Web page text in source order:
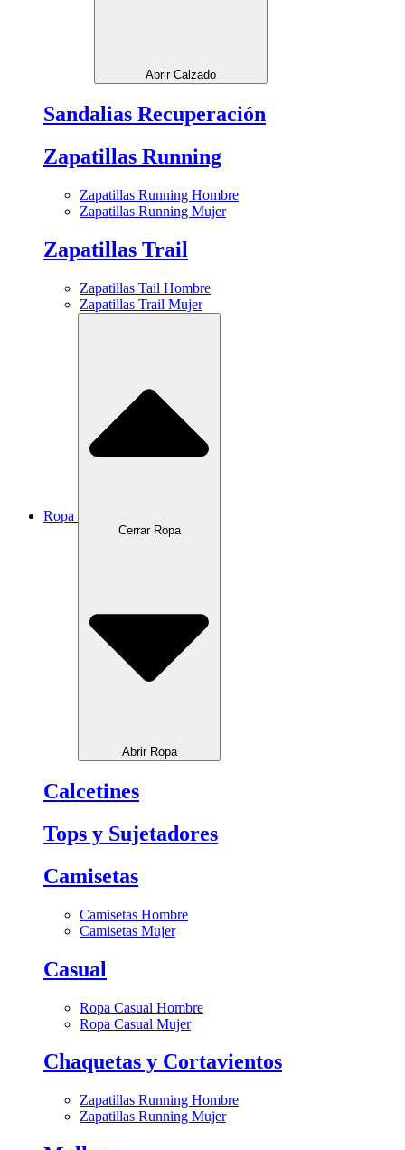
Abrir Calzado
Sandalias Recuperación
Zapatillas Running
Zapatillas Running Hombre
Zapatillas Running Mujer
Zapatillas Trail
Zapatillas Tail Hombre
Zapatillas Trail Mujer
Ropa
Cerrar Ropa
Abrir Ropa
Calcetines
Tops y Sujetadores
Camisetas
Camisetas Hombre
Camisetas Mujer
Casual
Ropa Casual Hombre
Ropa Casual Mujer
Chaquetas y Cortavientos
Zapatillas Running Hombre
Zapatillas Running Mujer